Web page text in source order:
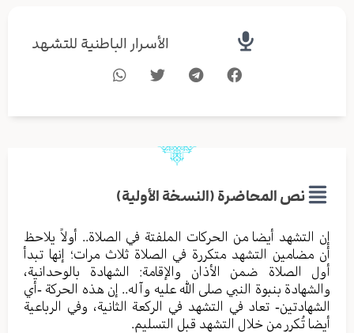
الأسرار الباطنية للتشهد
نص المحاضرة (النسخة الأولية)
إن التشهد أيضا من الحركات الملفتة في الصلاة.. أولاً يلاحظ
أن مضامين التشهد متكررة في الصلاة ثلاث مرات؛ إنها تبدأ
أول الصلاة ضمن الأذان والإقامة: الشهادة بالوحدانية،
والشهادة بنبوة النبي صلى الله عليه وآله.. إن هذه الحركة -أي
الشهادتين- تعاد في التشهد في الركعة الثانية، وفي الرباعية
أيضا تُكرر من خلال التشهد قبل التسليم.